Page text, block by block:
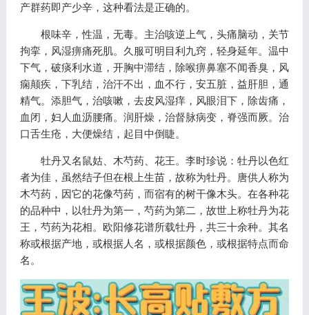
产群药即产少辛，这种看法是正确的。
根味辛，性温，无毒。主治咳逆上气，头痛脑动，关节
拘挛，风湿痹痛死肌。久服可明目利九窍，轻身延年。温中
下气，破痰利水道，开胸中滞结，除喉痹鼻塞不闻香臭，风
痫颠疾，下乳结，治汗不出，血不行，安五脏，益肝胆，通
精气。添胆气，治咳嗽，去皮风湿痒，风眼泪下，除齿痛，
血闭，妇人血沥腰痛。润肝燥，治督脉病变，脊强而厥。治
口舌生疮，大便燥结，起目中倒睫。
牡丹又名鼠姑、木芍药、花王。李时珍说：牡丹以色红
者为佳，虽然结子但在根上生苗，故称为牡丹。唐供人称为
木芍药，因它的花像芍药，而宿有的树干像木头。在各种花
的品种中，以牡丹为第一，芍药为第二，故世上称牡丹为花
王，芍药为花相。欧阳修花谱所载牡丹，共三十余种。其名
称或根据产地，或根据人名，或根据颜色，或根据特点而命
名。